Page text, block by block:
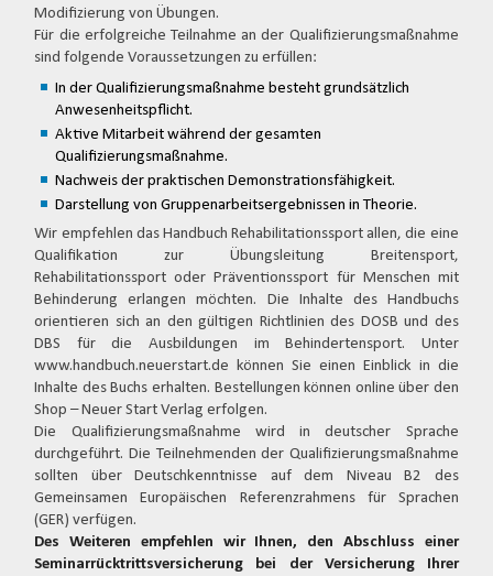
Modifizierung von Übungen.
Für die erfolgreiche Teilnahme an der Qualifizierungsmaßnahme
sind folgende Voraussetzungen zu erfüllen:
In der Qualifizierungsmaßnahme besteht grundsätzlich
Anwesenheitspflicht.
Aktive Mitarbeit während der gesamten
Qualifizierungsmaßnahme.
Nachweis der praktischen Demonstrationsfähigkeit.
Darstellung von Gruppenarbeitsergebnissen in Theorie.
Wir empfehlen das Handbuch Rehabilitationssport allen, die eine
Qualifikation zur Übungsleitung Breitensport,
Rehabilitationssport oder Präventionssport für Menschen mit
Behinderung erlangen möchten. Die Inhalte des Handbuchs
orientieren sich an den gültigen Richtlinien des DOSB und des
DBS für die Ausbildungen im Behindertensport. Unter
www.handbuch.neuerstart.de können Sie einen Einblick in die
Inhalte des Buchs erhalten. Bestellungen können online über den
Shop – Neuer Start Verlag erfolgen.
Die Qualifizierungsmaßnahme wird in deutscher Sprache
durchgeführt. Die Teilnehmenden der Qualifizierungsmaßnahme
sollten über Deutschkenntnisse auf dem Niveau B2 des
Gemeinsamen Europäischen Referenzrahmens für Sprachen
(GER) verfügen.
Des Weiteren empfehlen wir Ihnen, den Abschluss einer
Seminarrücktrittsversicherung bei der Versicherung Ihrer